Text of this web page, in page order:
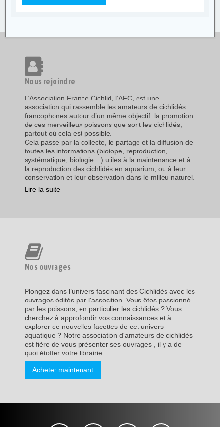
Nous rejoindre
L’Association France Cichlid, l‘AFC, est une
association qui rassemble les amateurs de cichlidés
francophones autour d’un même objectif: la promotion
de ces merveilleux poissons que sont les cichlidés,
partout où cela est possible.
Cela passe par la collecte, le partage et la diffusion de
toutes les informations (biotope, reproduction,
systématique, biologie…) utiles à la maintenance et à
la reproduction des cichlidés en aquarium, ou à leur
conservation et leur observation dans le milieu naturel.
Lire la suite
Nos ouvrages
Plongez dans l’univers fascinant des Cichlidés avec les
ouvrages édités par l'assocition. Vous êtes passionné
par les poissons, en particulier les cichlidés ? Vous
cherchez à approfondir vos connaissances et à
explorer de nouvelles facettes de cet univers
aquatique ? Notre association d'amateurs de cichlidés
est fière de vous présenter ses ouvrages , il y a de
quoi étoffer votre librairie.
Acheter maintenant